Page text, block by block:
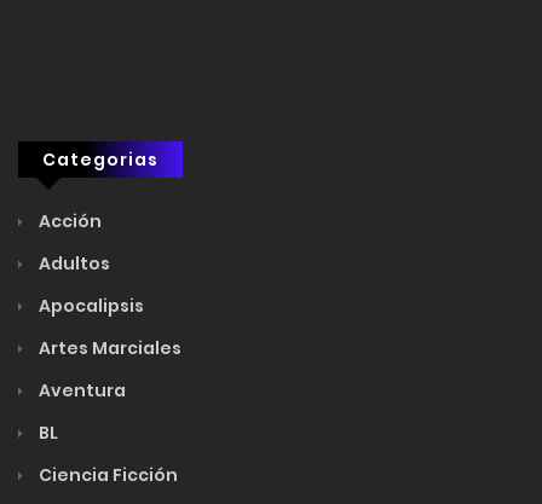
Categorias
Acción
Adultos
Apocalipsis
Artes Marciales
Aventura
BL
Ciencia Ficción